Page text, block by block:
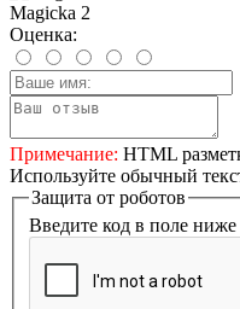
Magicka 2
Оценка:
Примечание: HTML
Используйте обычный
Защита от роботов
Введите код в поле ниже